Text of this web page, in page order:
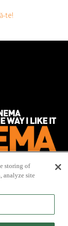
te!
storing of
analyze site